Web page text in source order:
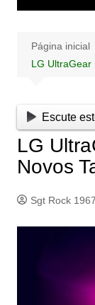
Página inicial
LG UltraGear
Escute
LG
Novos
Sgt Rock 1967